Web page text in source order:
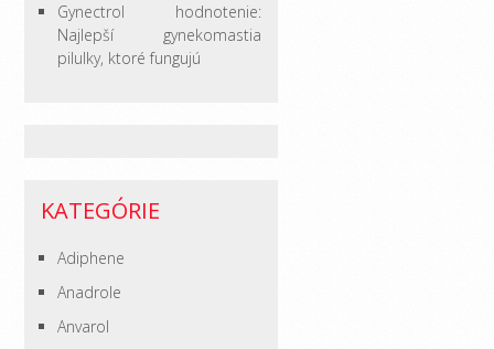
Gynectrol hodnotenie:
Najlepší gynekomastia
pilulky, ktoré fungujú
KATEGÓRIE
Adiphene
Anadrole
Anvarol